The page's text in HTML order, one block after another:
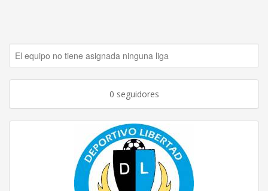
El equipo no tiene asignada ninguna liga
0 seguidores